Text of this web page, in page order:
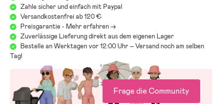
Zahle sicher und einfach mit Paypal
Versandkostenfrei ab 120 €
Preisgarantie - Mehr erfahren ->
Zuverlässige Lieferung direkt aus dem eigenen Lager
Bestelle an Werktagen vor 12:00 Uhr – Versand noch am selben
Tag!
Frage die Community